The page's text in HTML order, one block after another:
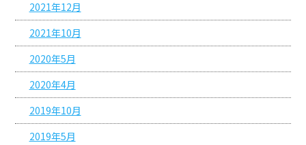
2021年12月
2021年10月
2020年5月
2020年4月
2019年10月
2019年5月